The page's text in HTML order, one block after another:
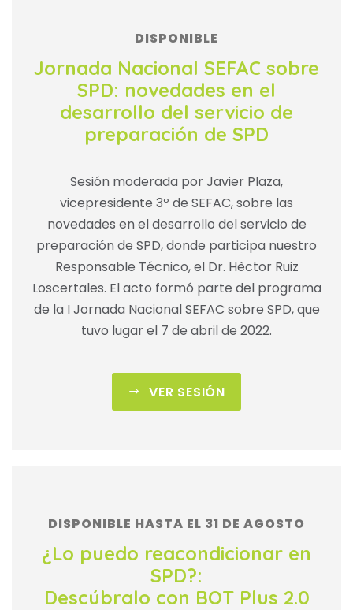
DISPONIBLE
Jornada Nacional SEFAC sobre
SPD: novedades en el
desarrollo del servicio de
preparación de SPD
Sesión moderada por Javier Plaza,
vicepresidente 3º de SEFAC, sobre las
novedades en el desarrollo del servicio de
preparación de SPD, donde participa nuestro
Responsable Técnico, el Dr. Hèctor Ruiz
Loscertales. El acto formó parte del programa
de la I Jornada Nacional SEFAC sobre SPD, que
tuvo lugar el 7 de abril de 2022.
VER SESIÓN
DISPONIBLE HASTA EL 31 DE AGOSTO
¿Lo puedo reacondicionar en
SPD?:
Descúbralo con BOT Plus 2.0